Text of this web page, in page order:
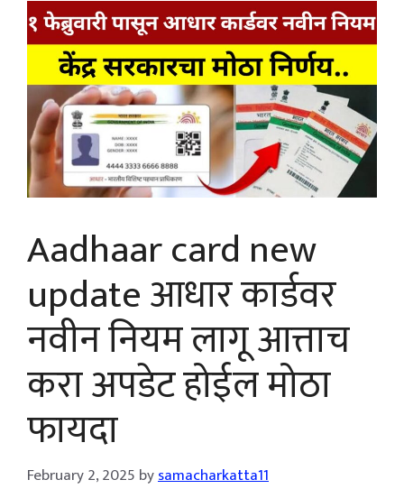
Aadhaar card new
update आधार कार्डवर
नवीन नियम लागू आत्ताच
करा अपडेट होईल मोठा
फायदा
February 2, 2025 bysamacharkatta11